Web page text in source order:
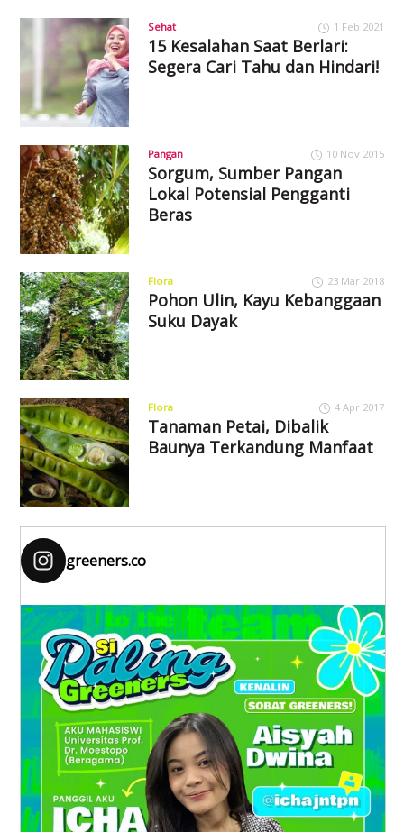
Sehat 1 Feb 2021
15 Kesalahan Saat Berlari:
Segera Cari Tahu dan Hindari!
Pangan 10 Nov 2015
Sorgum, Sumber Pangan
Lokal Potensial Pengganti
Beras
Flora 23 Mar 2018
Pohon Ulin, Kayu Kebanggaan
Suku Dayak
Flora 4 Apr 2017
Tanaman Petai, Dibalik
Baunya Terkandung Manfaat
greeners.co